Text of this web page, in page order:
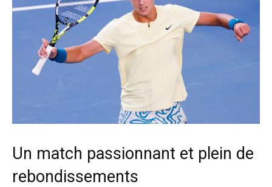
Un match passionnant et plein de
rebondissements